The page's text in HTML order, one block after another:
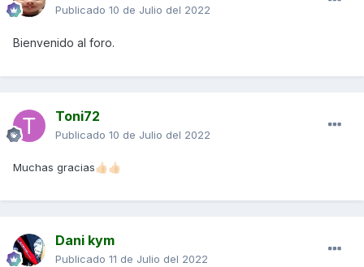
Publicado 10 de Julio del 2022
Bienvenido al foro.
Toni72
Publicado 10 de Julio del 2022
Muchas gracias👍🏻 👍🏻
Dani kym
Publicado 11 de Julio del 2022